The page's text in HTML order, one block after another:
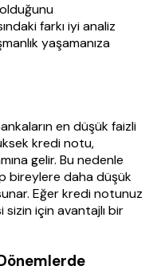
farkı iyi analiz
yaşamanıza
en düşük faizli
kredi notu,
gelir. Bu nedenle
bireylere daha düşük
Eğer kredi notunuz
için avantajlı bir